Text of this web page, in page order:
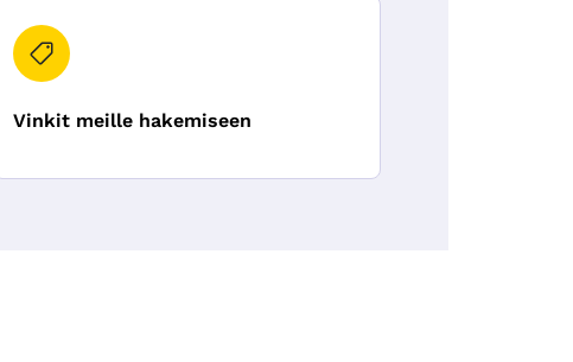
Vinkit meille hakemiseen